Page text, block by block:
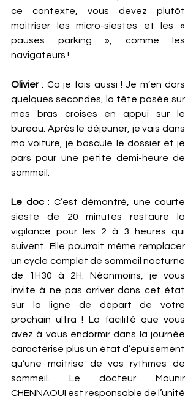
ce contexte, vous devez plutôt
maitriser les micro-siestes et les «
pauses parking », comme les
navigateurs !
Olivier : Ca je fais aussi ! Je m’en dors
quelques secondes, la tête posée sur
mes bras croisés en appui sur le
bureau. Après le déjeuner, je vais dans
ma voiture, je bascule le dossier et je
pars pour une petite demi-heure de
sommeil.
Le doc : C’est démontré, une courte
sieste de 20 minutes restaure la
vigilance pour les 2 à 3 heures qui
suivent. Elle pourrait même remplacer
un cycle complet de sommeil nocturne
de 1H30 à 2H. Néanmoins, je vous
invite à ne pas arriver dans cet état
sur la ligne de départ de votre
prochain ultra ! La facilité que vous
avez à vous endormir dans la journée
caractérise plus un état d’épuisement
qu’une maitrise de vos rythmes de
sommeil. Le docteur Mounir
CHENNAOUI est responsable de l’unité